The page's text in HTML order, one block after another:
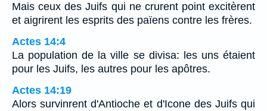
Mais ceux des Juifs qui ne crurent point excitèrent
et aigrirent les esprits des païens contre les frères.
Actes 14:4
La population de la ville se divisa: les uns étaient
pour les Juifs, les autres pour les apôtres.
Actes 14:19
Alors survinrent d'Antioche et d'Icone des Juifs qui